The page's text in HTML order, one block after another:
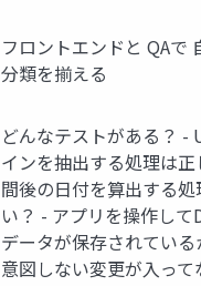
フロントエンドと QAで
分類を揃える
どんなテストがある？ -
インを抽出する処理は
間後の日付を算出する処
い？ - アプリを操作して
データが保存されてい
意図しない変更が入って